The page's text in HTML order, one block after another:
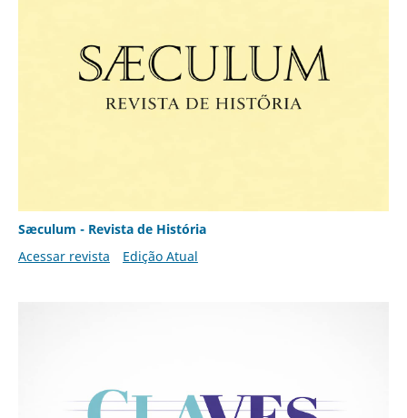
Sæculum - Revista de História
Acessar revista
Edição Atual